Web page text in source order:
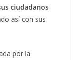
ciudadanos
así con sus
por la